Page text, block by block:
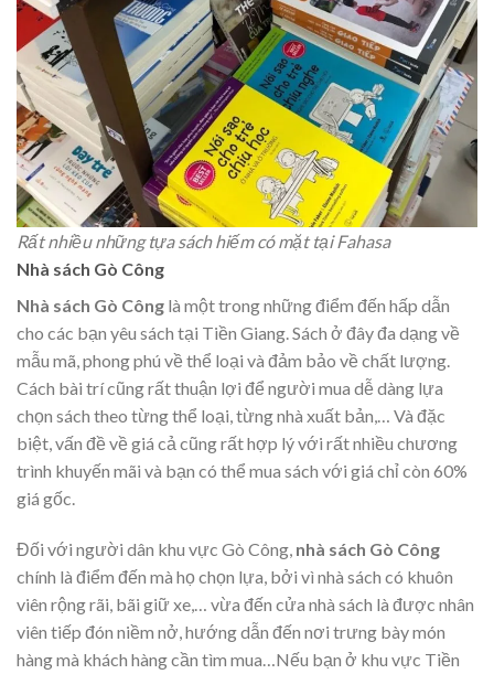
Rất nhiều những tựa sách hiếm có mặt tại Fahasa
Nhà sách Gò Công
Nhà sách Gò Công là một trong những điểm đến hấp dẫn
cho các bạn yêu sách tại Tiền Giang. Sách ở đây đa dạng về
mẫu mã, phong phú về thể loại và đảm bảo về chất lượng.
Cách bài trí cũng rất thuận lợi để người mua dễ dàng lựa
chọn sách theo từng thể loại, từng nhà xuất bản,… Và đặc
biệt, vấn đề về giá cả cũng rất hợp lý với rất nhiều chương
trình khuyến mãi và bạn có thể mua sách với giá chỉ còn 60%
giá gốc.
Đối với người dân khu vực Gò Công, nhà sách Gò Công
chính là điểm đến mà họ chọn lựa, bởi vì nhà sách có khuôn
viên rộng rãi, bãi giữ xe,… vừa đến cửa nhà sách là được nhân
viên tiếp đón niềm nở, hướng dẫn đến nơi trưng bày món
hàng mà khách hàng cần tìm mua…Nếu bạn ở khu vực Tiền